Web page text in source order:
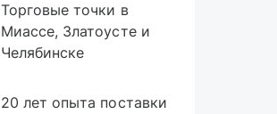
Торговые точки в
Миассе, Златоусте и
Челябинске
20 лет опыта поставки